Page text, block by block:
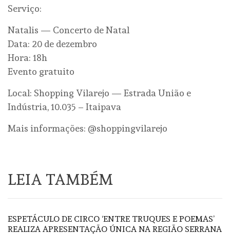
Serviço:
Natalis — Concerto de Natal
Data: 20 de dezembro
Hora: 18h
Evento gratuito
Local: Shopping Vilarejo — Estrada União e
Indústria, 10.035 – Itaipava
Mais informações: @shoppingvilarejo
LEIA TAMBÉM
ESPETÁCULO DE CIRCO ‘ENTRE TRUQUES E POEMAS’
REALIZA APRESENTAÇÃO ÚNICA NA REGIÃO SERRANA